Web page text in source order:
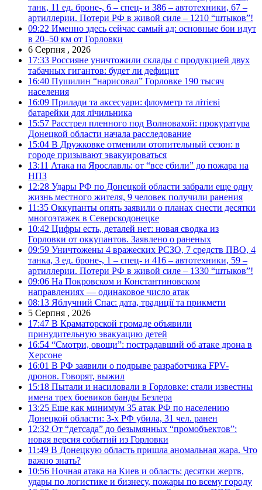
танк, 11 ед. броне-, 6 – спец- и 386 – автотехники, 67 –
артиллерии. Потери РФ в живой силе – 1210 “штыков”!
09:22 Именно здесь сейчас самый ад: основные бои идут
в 20–50 км от Горловки
6 Серпня , 2026
17:33 Россияне уничтожили склады с продукцией двух
табачных гигантов: будет ли дефицит
16:40 Пушилин “нарисовал” Горловке 190 тысяч
населения
16:09 Прилади та аксесуари: флоуметр та літієві
батарейки для лічильника
15:57 Расстрел пленного под Волновахой: прокуратура
Донецкой области начала расследование
15:04 В Дружковке отменили отопительный сезон: в
городе призывают эвакуироваться
13:11 Атака на Ярославль: от “все сбили” до пожара на
НПЗ
12:28 Удары РФ по Донецкой области забрали еще одну
жизнь местного жителя, 9 человек получили ранения
11:35 Оккупанты опять заявили о планах снести десятки
многоэтажек в Северскодонецке
10:42 Цифры есть, деталей нет: новая сводка из
Горловки от оккупантов. Заявлено о раненых
09:59 Уничтожены 4 вражеских РСЗО, 7 средств ПВО, 4
танка, 3 ед. броне-, 1 – спец- и 416 – автотехники, 59 –
артиллерии. Потери РФ в живой силе – 1330 “штыков”!
09:06 На Покровском и Константиновском
направлениях — одинаковое число атак
08:13 Яблучний Спас: дата, традиції та прикмети
5 Серпня , 2026
17:47 В Краматорской громаде объявили
принудительную эвакуацию детей
16:54 “Смотри, овощи”: пострадавший об атаке дрона в
Херсоне
16:01 В РФ заявили о подрыве разработчика FPV-
дронов. Говорят, выжил
15:18 Пытали и насиловали в Горловке: стали известны
имена трех боевиков банды Безлера
13:25 Еще как минимум 35 атак РФ по населению
Донецкой области: 3-х РФ убила, 31 чел. ранен
12:32 От “детсада” до безымянных “промобъектов”:
новая версия событий из Горловки
11:49 В Донецкую область пришла аномальная жара. Что
важно знать?
10:56 Ночная атака на Киев и область: десятки жертв,
удары по логистике и бизнесу, пожары по всему городу